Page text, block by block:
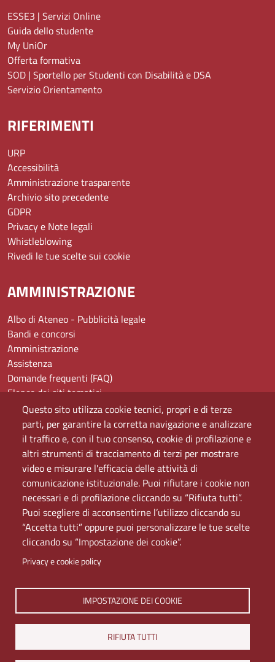
Questo sito utilizza cookie tecnici, propri e di terze
parti, per garantire la corretta navigazione e analizzare
il traffico e, con il tuo consenso, cookie di profilazione e
altri strumenti di tracciamento di terzi per mostrare
video e misurare l'efficacia delle attività di
comunicazione istituzionale. Puoi rifiutare i cookie non
necessari e di profilazione cliccando su “Rifiuta tutti”.
Puoi scegliere di acconsentirne l’utilizzo cliccando su
“Accetta tutti” oppure puoi personalizzare le tue scelte
cliccando su “Impostazione dei cookie”.
Privacy e cookie policy
IMPOSTAZIONE DEI COOKIE
RIFIUTA TUTTI
ESSE3 | Servizi Online
Guida dello studente
My UniOr
Offerta formativa
SOD | Sportello per Studenti con Disabilità e DSA
Servizio Orientamento
RIFERIMENTI
URP
Accessibilità
Amministrazione trasparente
Archivio sito precedente
GDPR
Privacy e Note legali
Whistleblowing
Rivedi le tue scelte sui cookie
AMMINISTRAZIONE
Albo di Ateneo - Pubblicità legale
Bandi e concorsi
Amministrazione
Assistenza
Domande frequenti (FAQ)
Elenco dei siti tematici
Mappa del sito
PEC
Rete Wi-Fi Eduroam
Servizio Proxy
Guida all’uso del portale
Università di Napoli L'Orientale. Palazzo Du Mesnil -
Via Chiatamone 61/62 - 80121 Napoli
Tel. +390816909000 | Partita IVA 00297640633 | PEC:
ateneo@pec.unior.it